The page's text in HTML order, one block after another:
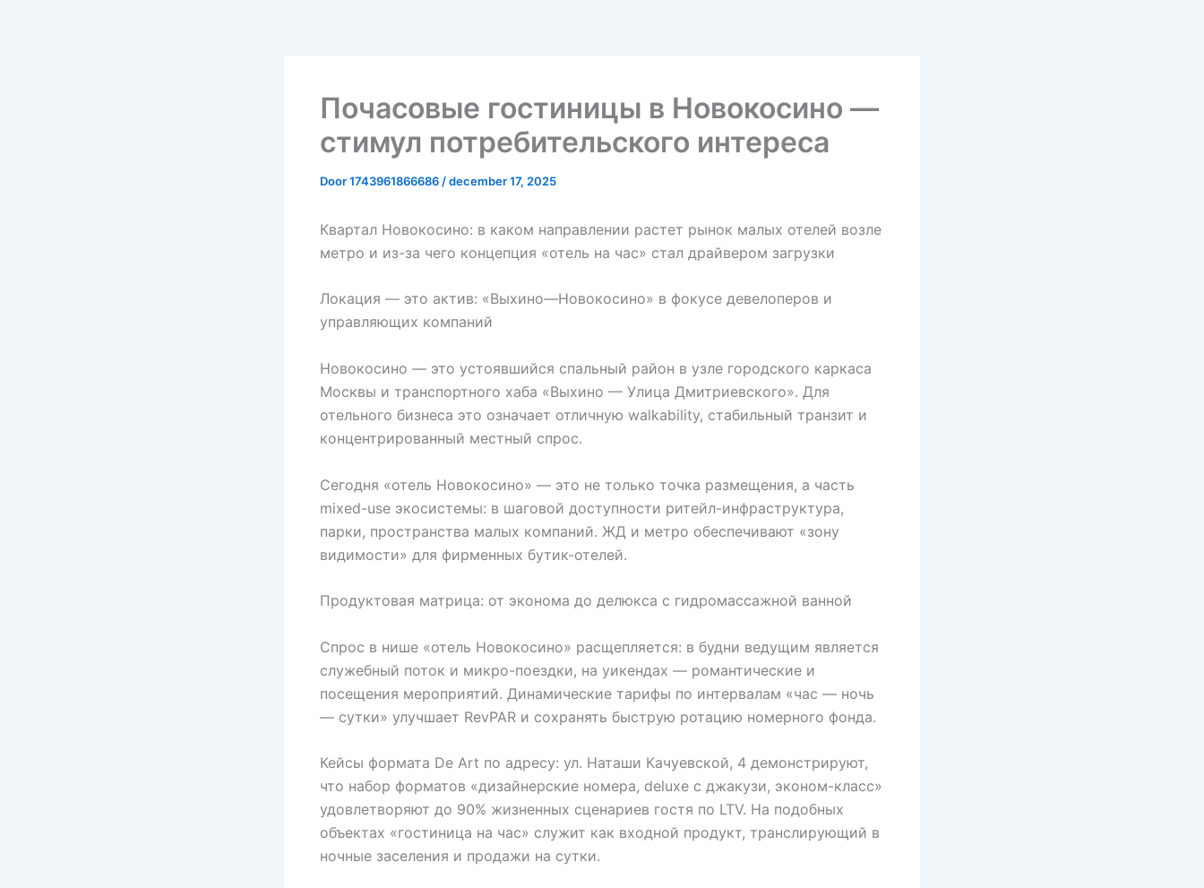
Почасовые гостиницы в Новокосино —
стимул потребительского интереса
Door1743961866686 /december 17, 2025
Квартал Новокосино: в каком направлении растет рынок малых отелей возле
метро и из-за чего концепция «отель на час» стал драйвером загрузки
Локация — это актив: «Выхино—Новокосино» в фокусе девелоперов и
управляющих компаний
Новокосино — это устоявшийся спальный район в узле городского каркаса
Москвы и транспортного хаба «Выхино — Улица Дмитриевского». Для
отельного бизнеса это означает отличную walkability, стабильный транзит и
концентрированный местный спрос.
Сегодня «отель Новокосино» — это не только точка размещения, а часть
mixed-use экосистемы: в шаговой доступности ритейл-инфраструктура,
парки, пространства малых компаний. ЖД и метро обеспечивают «зону
видимости» для фирменных бутик-отелей.
Продуктовая матрица: от эконома до делюкса с гидромассажной ванной
Спрос в нише «отель Новокосино» расщепляется: в будни ведущим является
служебный поток и микро-поездки, на уикендах — романтические и
посещения мероприятий. Динамические тарифы по интервалам «час — ночь
— сутки» улучшает RevPAR и сохранять быструю ротацию номерного фонда.
Кейсы формата De Art по адресу: ул. Наташи Качуевской, 4 демонстрируют,
что набор форматов «дизайнерские номера, deluxe с джакузи, эконом-класс»
удовлетворяют до 90% жизненных сценариев гостя по LTV. На подобных
объектах «гостиница на час» служит как входной продукт, транслирующий в
ночные заселения и продажи на сутки.